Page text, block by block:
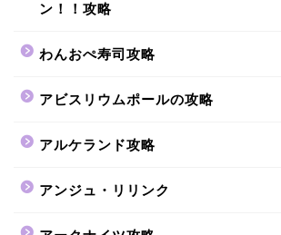
ン！！攻略
わんおぺ寿司攻略
アビスリウムポールの攻略
アルケランド攻略
アンジュ・リリンク